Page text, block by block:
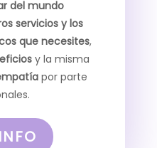
del mundo
servicios y los
que necesites,
y la misma
por parte